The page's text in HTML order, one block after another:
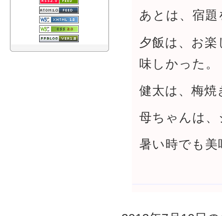
あとは、宿
夕飯は、お
味しかった。
健太は、梅
母ちゃんは
暑い時でも